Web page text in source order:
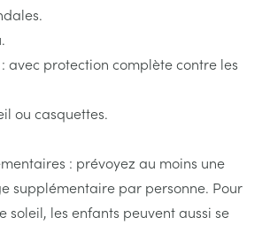
avec protection complète contre les
ou casquettes.
: prévoyez au moins une
supplémentaire par personne. Pour
soleil, les enfants peuvent aussi se